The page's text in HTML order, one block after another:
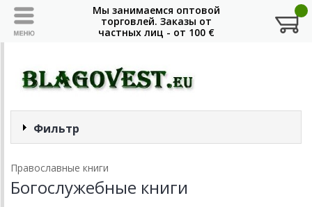
Фильтр
Православные книги
Богослужебные книги